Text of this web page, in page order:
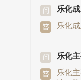
乐化
乐化
乐化
乐化